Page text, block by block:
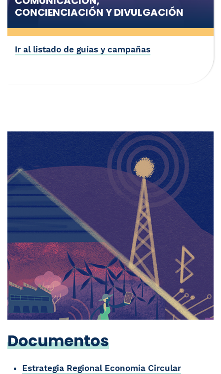
CONCIENCIACIÓN Y DIVULGACIÓN
Ir al listado de guías y campañas
Documentos
Estrategia Regional Economia Circular